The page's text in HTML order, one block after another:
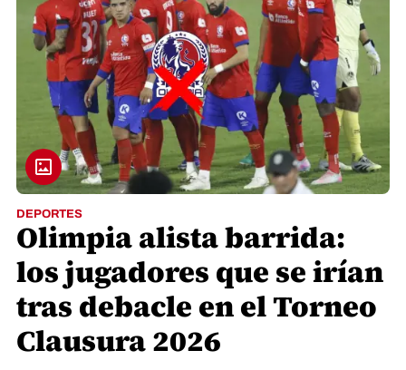
DEPORTES
Olimpia alista barrida:
los jugadores que se irían
tras debacle en el Torneo
Clausura 2026